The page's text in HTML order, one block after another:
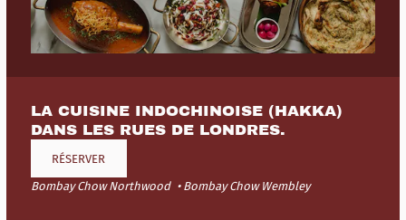
LA CUISINE INDOCHINOISE (HAKKA)
DANS LES RUES DE LONDRES.
RÉSERVER
Bombay Chow Northwood Bombay Chow Wembley